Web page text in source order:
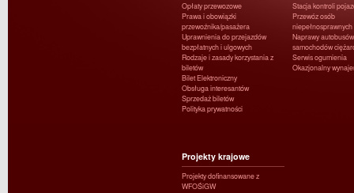
Opłaty przewozowe
Prawa i obowiązki
przewoźnika/pasażera
Uprawnienia do przejazdów
bezpłatnych i ulgowych
Rodzaje i zasady korzystania z
biletów
Bilet Elektroniczny
Obsługa interesantów
Sprzedaż biletów
Polityka prywatności
Stacja kontroli
Przewóz osób
niepełnosprawnych
Naprawy
samochodów
Serwis ogumienia
Okazjonalny
Projekty krajowe
Projekty dofinansowane z
WFOŚiGW